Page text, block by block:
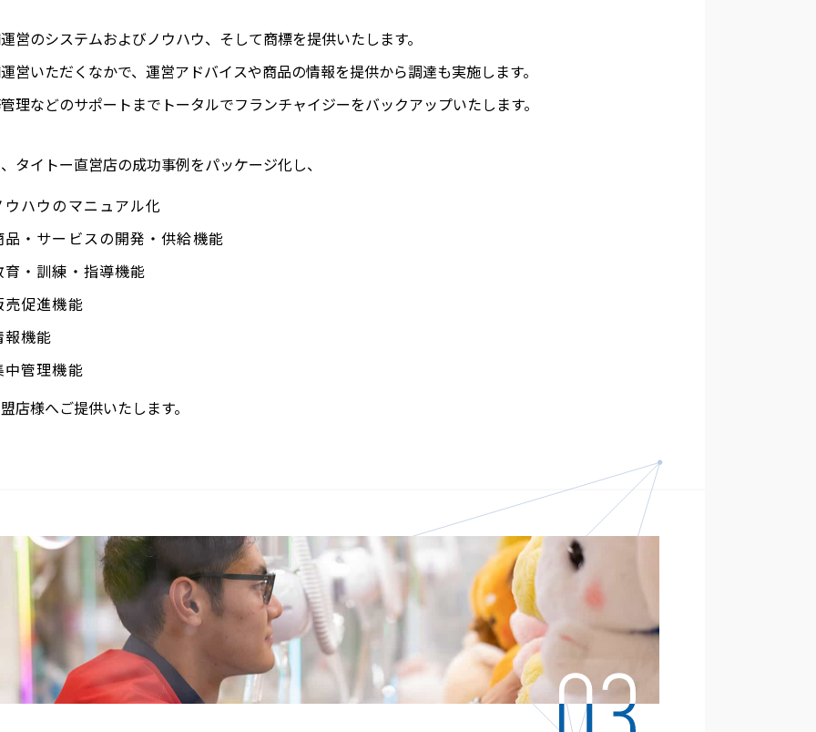
営のシステムおよびノウハウ、そして商標を提供いたします。
営いただくなかで、運営アドバイスや商品の情報を提供から調達も実施します。
理などのサポートまでトータルでフランチャイジーをバックアップいたします。
タイトー直営店の成功事例をパッケージ化し、
ウハウのマニュアル化
品・サービスの開発・供給機能
育・訓練・指導機能
売促進機能
報機能
中管理機能
店様へご提供いたします。